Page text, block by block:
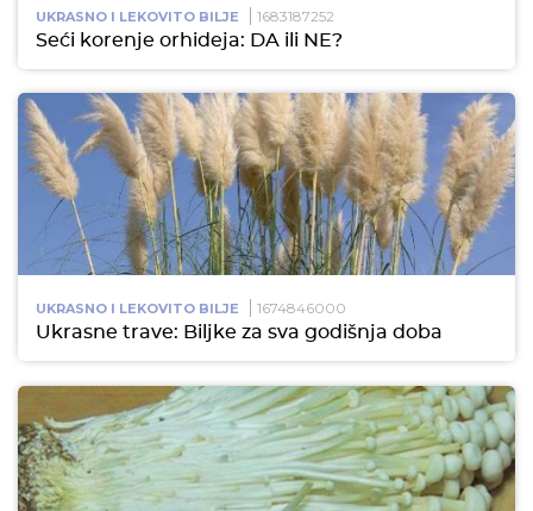
UKRASNO I LEKOVITO BILJE 1683187252
Seći korenje orhideja: DA ili NE?
UKRASNO I LEKOVITO BILJE 1674846000
Ukrasne trave: Biljke za sva godišnja doba